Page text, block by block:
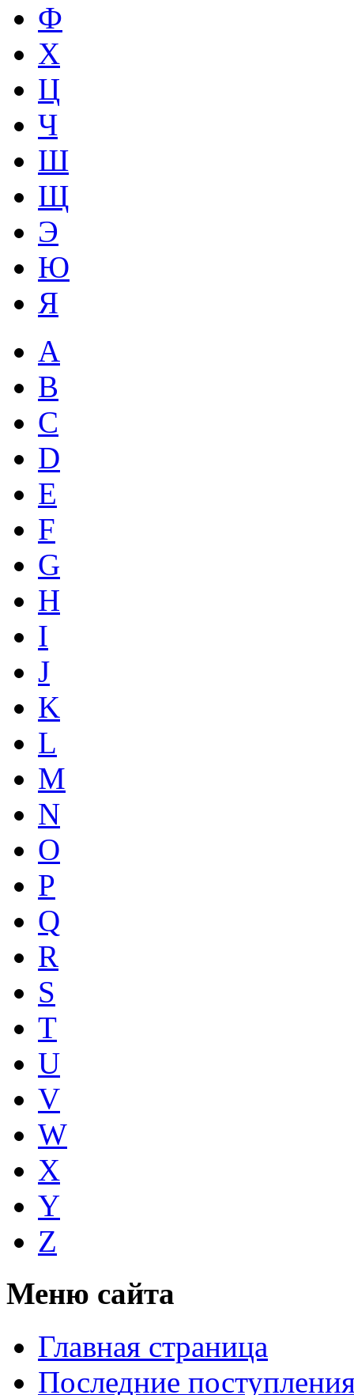
Ф
Х
Ц
Ч
Ш
Щ
Э
Ю
Я
A
B
C
D
E
F
G
H
I
J
K
L
M
N
O
P
Q
R
S
T
U
V
W
X
Y
Z
Меню сайта
Главная страница
Последние